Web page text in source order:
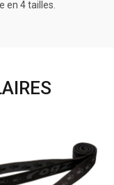
en 4 tailles.